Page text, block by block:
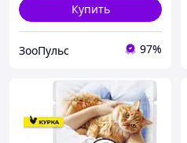
Купить
ЗооПульс 97%